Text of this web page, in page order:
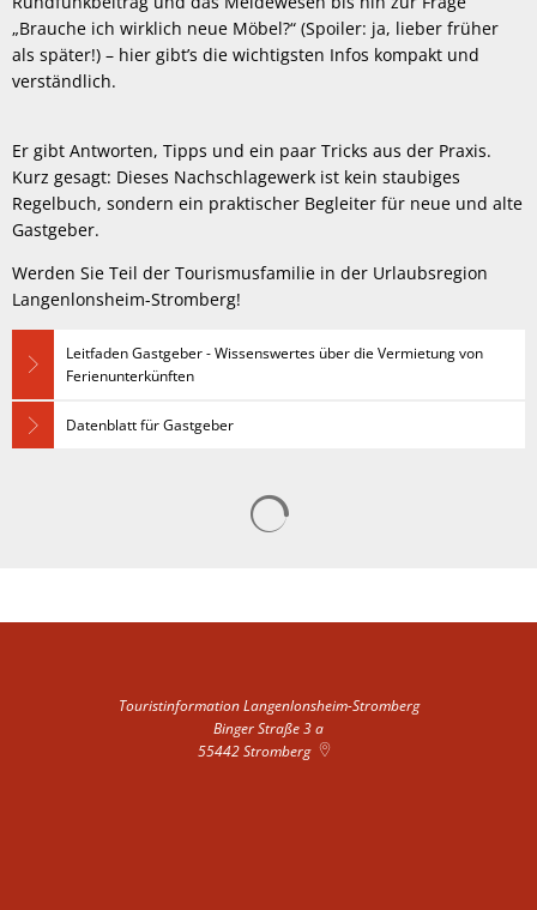
„Brauche ich wirklich neue Möbel?“ (Spoiler: ja, lieber früher
als später!) – hier gibt’s die wichtigsten Infos kompakt und
verständlich.
Er gibt Antworten, Tipps und ein paar Tricks aus der Praxis.
Kurz gesagt: Dieses Nachschlagewerk ist kein staubiges
Regelbuch, sondern ein praktischer Begleiter für neue und alte
Gastgeber.
Werden Sie Teil der Tourismusfamilie in der Urlaubsregion
Langenlonsheim-Stromberg!
Leitfaden Gastgeber - Wissenswertes über die Vermietung von
Ferienunterkünften
Datenblatt für Gastgeber
Touristinformation Langenlonsheim-Stromberg
Binger Straße 3 a
55442Stromberg